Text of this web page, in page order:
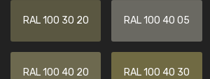
RAL 100 30 20 RAL 100 40 05
RAL 100 40 20 RAL 100 40 30